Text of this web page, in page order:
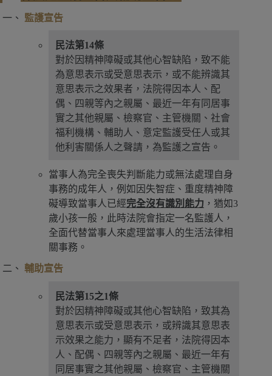
監護宣告
民法第14條
對於因精神障礙或其他心智缺陷，致不能
為意思表示或受意思表示，或不能辨識其
意思表示之效果者，法院得因本人、配
偶、四親等內之親屬、最近一年有同居事
實之其他親屬、檢察官、主管機關、社會
福利機構、輔助人、意定監護受任人或其
他利害關係人之聲請，為監護之宣告。
當事人為完全喪失判斷能力或無法處理自身
事務的成年人，例如因失智症、重度精神障
礙導致當事人已經完全沒有識別能力 ，猶如3
歲小孩一般，此時法院會指定一名監護人，
全面代替當事人來處理當事人的生活法律相
關事務。
輔助宣告
民法第15之1條
對於因精神障礙或其他心智缺陷，致其為
意思表示或受意思表示，或辨識其意思表
示效果之能力，顯有不足者，法院得因本
人、配偶、四親等內之親屬、最近一年有
同居事實之其他親屬、檢察官、主管機關